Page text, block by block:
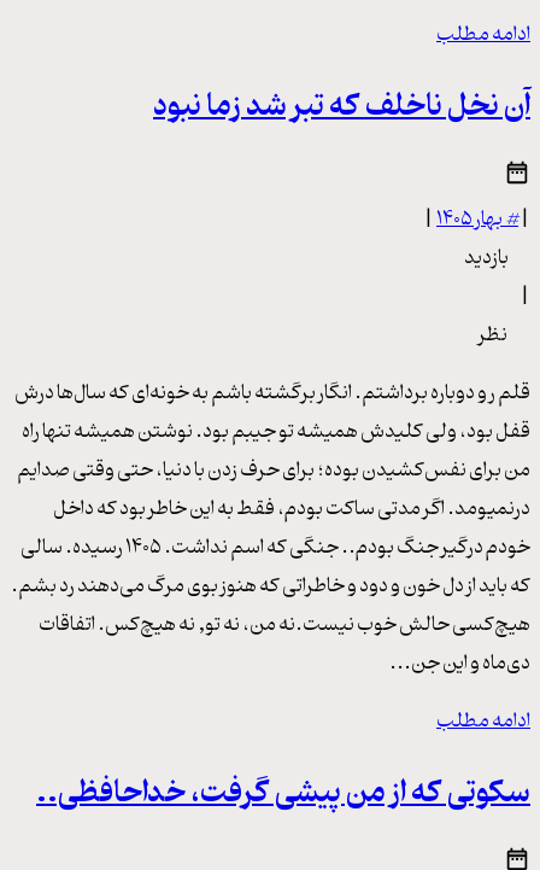
ادامه مطلب
آن نخل ناخلف که تبر شد زما نبود
|
#بهار ۱۴۰۵
|
بازدید
|
نظر
قلم رو دوباره برداشتم. انگار برگشته باشم به خونه‌ای که سال‌ها درش
قفل بود، ولی کلیدش همیشه تو جیبم بود. نوشتن همیشه تنها راه
من برای نفس‌کشیدن بوده؛ برای حرف زدن با دنیا، حتی وقتی صدایم
درنمیومد. اگر مدتی ساکت بودم، فقط به این خاطر بود که داخل
خودم درگیر جنگ بودم.. جنگی که اسم نداشت. ۱۴۰۵ رسیده. سالی
که باید از دل خون و دود و خاطراتی که هنوز بوی مرگ می‌دهند رد بشم.
هیچ‌کسی حالش خوب نیست.نه من، نه تو, نه هیچ‌کس. اتفاقات
دی‌ماه و این جن...
ادامه مطلب
سکوتی که از من پیشی گرفت، خداحافظی..